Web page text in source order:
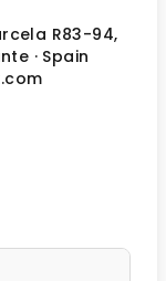
R83-94,
· Spain